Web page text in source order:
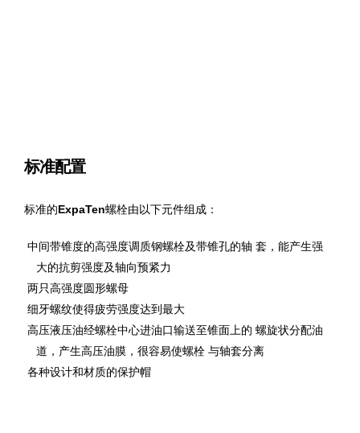
标准配置
标准的ExpaTen螺栓由以下元件组成：
中间带锥度的高强度调质钢螺栓及带锥孔的轴 套，能产生强
大的抗剪强度及轴向预紧力
两只高强度圆形螺母
细牙螺纹使得疲劳强度达到最大
高压液压油经螺栓中心进油口输送至锥面上的 螺旋状分配油
道，产生高压油膜，很容易使螺栓 与轴套分离
各种设计和材质的保护帽